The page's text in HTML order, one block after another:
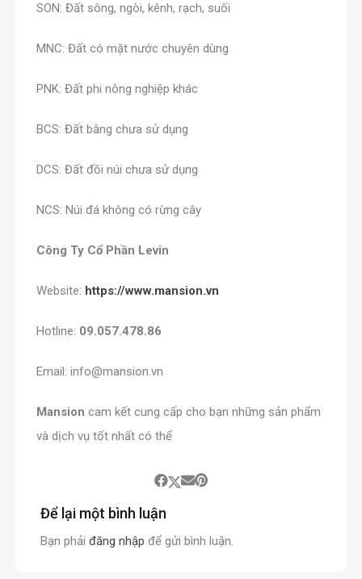
SON: Đất sông, ngòi, kênh, rạch, suối
MNC: Đất có mặt nước chuyên dùng
PNK: Đất phi nông nghiệp khác
BCS: Đất bằng chưa sử dụng
DCS: Đất đồi núi chưa sử dụng
NCS: Núi đá không có rừng cây
Công Ty Cổ Phần Levin
Website: https://www.mansion.vn
Hotline: 09.057.478.86
Email: info@mansion.vn
Mansion cam kết cung cấp cho bạn những sản phẩm
và dịch vụ tốt nhất có thể
Để lại một bình luận
Bạn phải đăng nhập để gửi bình luận.